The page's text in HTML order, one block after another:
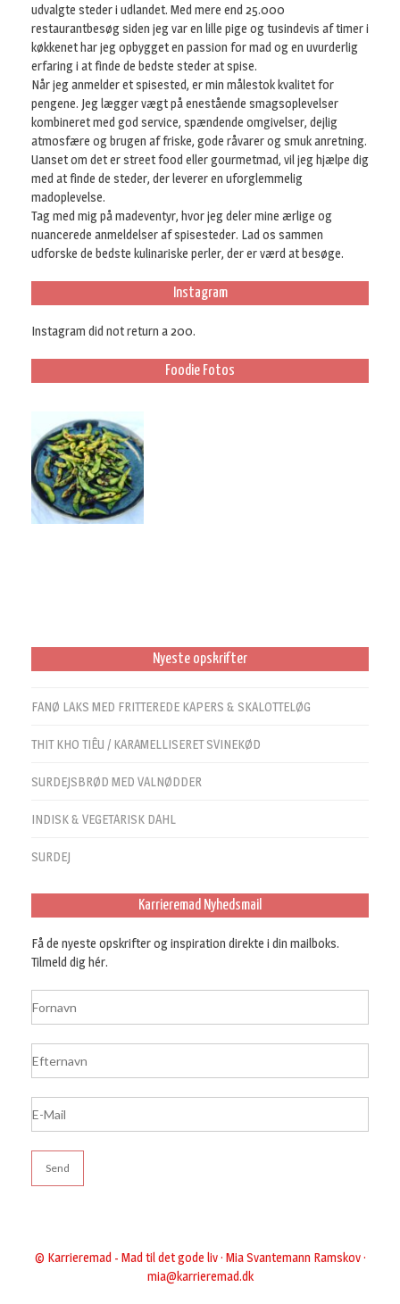
udvalgte steder i udlandet. Med mere end 25.000
restaurantbesøg siden jeg var en lille pige og tusindevis af timer i
køkkenet har jeg opbygget en passion for mad og en uvurderlig
erfaring i at finde de bedste steder at spise.
Når jeg anmelder et spisested, er min målestok kvalitet for
pengene. Jeg lægger vægt på enestående smagsoplevelser
kombineret med god service, spændende omgivelser, dejlig
atmosfære og brugen af friske, gode råvarer og smuk anretning.
Uanset om det er street food eller gourmetmad, vil jeg hjælpe dig
med at finde de steder, der leverer en uforglemmelig
madoplevelse.
Tag med mig på madeventyr, hvor jeg deler mine ærlige og
nuancerede anmeldelser af spisesteder. Lad os sammen
udforske de bedste kulinariske perler, der er værd at besøge.
Instagram
Instagram did not return a 200.
Foodie Fotos
Nyeste opskrifter
FANØ LAKS MED FRITTEREDE KAPERS & SKALOTTELØG
THIT KHO TIÊU / KARAMELLISERET SVINEKØD
SURDEJSBRØD MED VALNØDDER
INDISK & VEGETARISK DAHL
SURDEJ
Karrieremad Nyhedsmail
Få de nyeste opskrifter og inspiration direkte i din mailboks.
Tilmeld dig hér.
© Karrieremad - Mad til det gode liv · Mia Svantemann Ramskov ·
mia@karrieremad.dk